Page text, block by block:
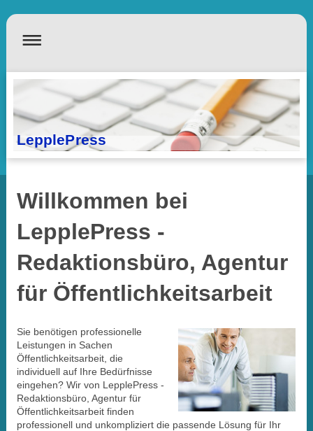
LepplePress
Willkommen bei
LepplePress -
Redaktionsbüro, Agentur
für Öffentlichkeitsarbeit
Sie benötigen professionelle
Leistungen in Sachen
Öffentlichkeitsarbeit, die
individuell auf Ihre Bedürfnisse
eingehen? Wir von LepplePress -
Redaktionsbüro, Agentur für
Öffentlichkeitsarbeit finden
professionell und unkompliziert die passende Lösung für Ihr